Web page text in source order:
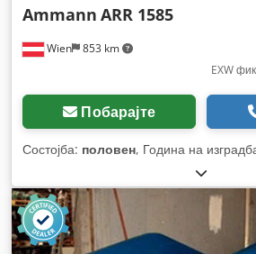
Wien 853 km
Ammann ARR 1585
EXW
Побарајте
Состојба: половен, Година на